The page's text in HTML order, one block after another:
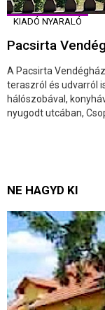
KIADÓ NYARALÓ
Pacsirta
A Pacsirta
teraszról és udvarról
hálószobával,
nyugodt utcában,
NE HAGYD KI